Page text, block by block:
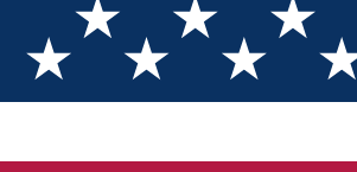
Programul autobuzelor și al
perioada sărbătorilor de iarnă